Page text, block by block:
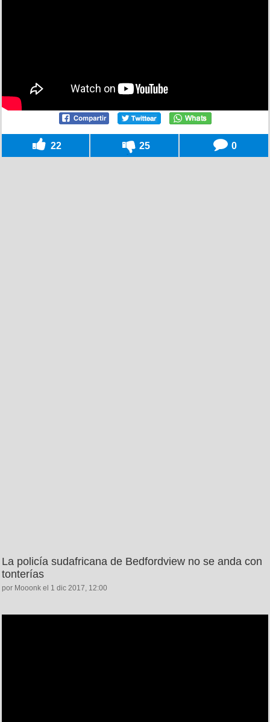
22 25 0
La policía sudafricana de Bedfordview no se anda con
tonterías
por Mooonk el 1 dic 2017, 12:00